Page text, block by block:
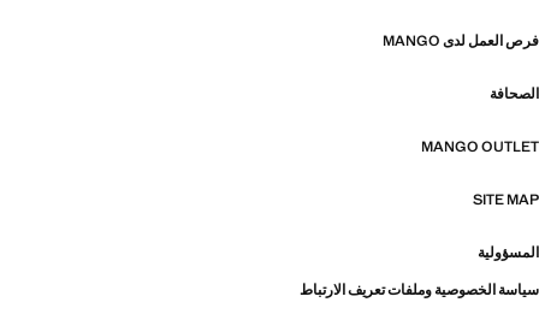
فرص العمل لدى MANGO
الصحافة
MANGO OUTLET
SITE MAP
المسؤولية
سياسة الخصوصية وملفات تعريف الارتباط